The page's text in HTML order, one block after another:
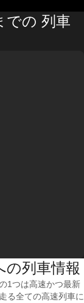
での 列車
列車情報
1つは高速かつ最新
る全ての高速列車に